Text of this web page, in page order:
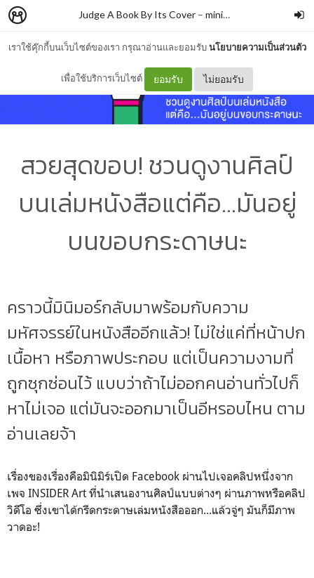
เราใช้คุ๊กกี้บนเว็บไซต์ของเรา กรุณาอ่านและยอมรับนโยบายความเป็นส่วนตัว
เพื่อใช้บริการเว็บไซต์ ยอมรับ ไม่ยอมรับ
Judge A Book By Its Cover – minimore
สวยสุดขอบ! ชวนดูงานศิลป์
บนเล่มหนังสือแต่คือ...มันอยู่
บนขอบกระดาษนะ
คราวนี้มินิมอร์กลับมาพร้อมกับความ
มหัศจรรย์ในหนังสืออีกแล้ว! ไม่ใช่แค่ที่หน้าปก
เนื้อหา หรือภาพประกอบ แต่เป็นความงามที่
ถูกซุกซ่อนไว้ แบบว่าถ้าไม่ออกคนอ่านทั่วไปก็
หาไม่เจอ แต่มันจะออกมาเป็นอีหรอบไหน ตาม
อ่านเลยจ้า
เรื่องของเรื่องคือมินิมิร์เปิด Facebook ผ่านไปเจอคลิปหนึ่งจาก
เพจ INSIDER Art ที่นำเสนองานศิลป์แบบต่างๆ ผ่านภาพหรือคลิป
วิดีโอ ซึ่งเขาได้กรีดกระดาษเล่มหนังสือออก...แล้วจู่ๆ มันก็มีภาพ
วาดอะ!